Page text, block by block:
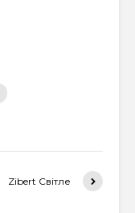
Zibert Світле